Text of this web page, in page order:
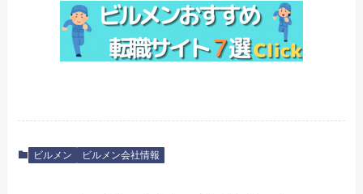
ビルメン ビルメン会社情報